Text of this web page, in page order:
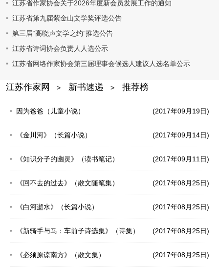
江苏省作家协会关于2026年度新会员发展工作的通知
江苏省第九届紫金山文学奖评选公告
第三届“高晓声文学之约”推选公告
江苏省诗词协会负责人人选公示
江苏省网络作家协会第三届理事会候选人建议人选名单公示
江苏作家网 > 新书速递 > 推荐榜
(2017年09月19日)
因为爸爸（儿童小说）
(2017年09月14日)
《金川河》（长篇小说）
(2017年09月11日)
《知识分子的幽灵》（读书笔记）
(2017年08月25日)
《回不去的过去》（散文随笔集）
(2017年08月25日)
《白河逝水》（长篇小说）
(2017年08月25日)
《新骑手与马：车前子诗选集》（诗集）
(2017年08月25日)
《必须原谅南方》（散文集）